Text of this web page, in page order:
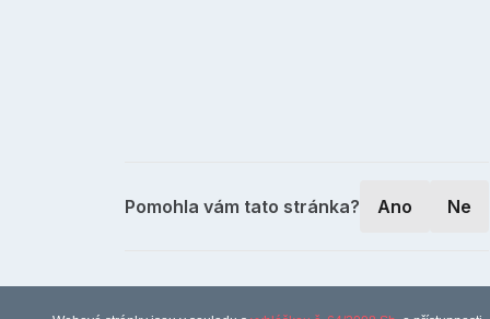
Pomohla vám tato stránka? Ano Ne